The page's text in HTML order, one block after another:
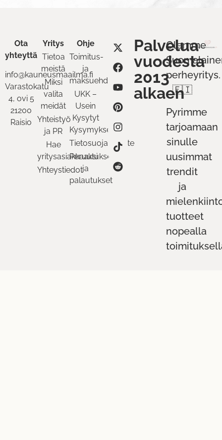
Ota
yhteyttä
info@kauneusmaailma.fi
Varastokatu
4, ovi 5
21200
Raisio
Yritys
Tietoa
meistä
Miksi
valita
meidät
Yhteistyö
ja PR
Hae
yritysasiakkaaksi
Yhteystiedot
Ohje
Toimitus-
ja
maksuehdot
UKK –
Usein
Kysytyt
Kysymykset
Tietosuojaseloste
Peruutukset
ja
palautukset
Palvelua
vuodesta
2013
alkaen
Olemme
perheyritys.
🇫🇮
Pyrimme
tarjoamaan
sinulle
uusimmat
trendit
ja
tuotteet
nopealla